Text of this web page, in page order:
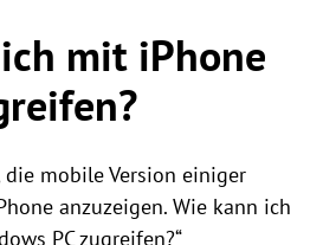
mit iPhone
die mobile Version einiger
anzuzeigen. Wie kann ich
PC zugreifen?“